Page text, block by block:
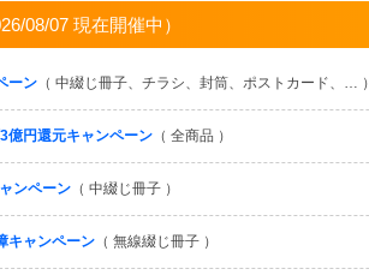
08/07 現在開催中）
ーン （ 中綴じ冊子、チラシ、封筒、ポストカード、… ）
億円還元キャンペーン （ 全商品 ）
ンペーン （ 中綴じ冊子 ）
キャンペーン （ 無線綴じ冊子 ）